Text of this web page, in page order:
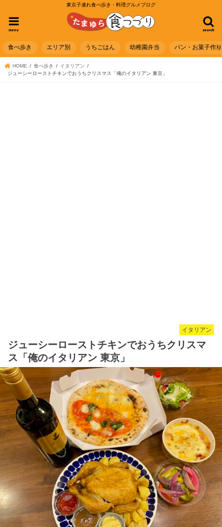
東京子連れ食べ歩き・料理グルメブログ
search
menu
食べ歩き エリア別 うちごはん 幼稚園弁当 パン・お菓子作り
HOME 食べ歩き
イタリアン
ジューシーローストチキンでおうちクリスマス「俺のイタリアン 東京」
イタリアン
ジューシーローストチキンでおうちクリスマ
ス「俺のイタリアン 東京」